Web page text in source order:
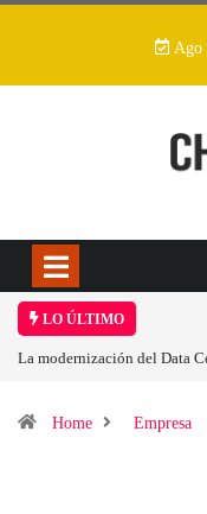
Ago
LO ÚLTIMO
no es un destino, es un
Home Empresa